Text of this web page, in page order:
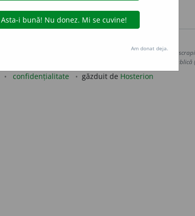
site, inclusiv prin orice metode de extragere automată (web
cu excepția seturilor de date oferite oficial spre utilizare publică
confidențialitate găzduit de Hosterion
Am donat deja.